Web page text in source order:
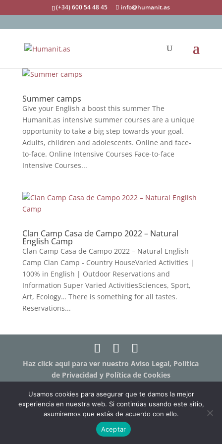
(+34) 600 54 48 45 info@humanit.as
Summer camps
Give your English a boost this summer The
Humanit.as intensive summer courses are a unique
opportunity to take a big step towards your goal.
Adults, children and adolescents. Online and face-
to-face. Online Intensive Courses Face-to-face
Intensive Courses...
Clan Camp Casa de Campo 2022 – Natural
English Camp
Clan Camp Casa de Campo 2022 – Natural English
Camp Clan Camp - Country HouseVaried Activities |
100% in English | Outdoor Reservations and
Information Super Varied ActivitiesSciences, Sport,
Art, Ecology… There is something for all tastes.
Reservations...
Haz click aquí para ver nuestro Aviso Legal, Política
de Privacidad y Política de Cookies
de las clases online "Humanit.as Online"
Usamos cookies para asegurar que te damos la mejor
experiencia en nuestra web. Si continúas usando este sitio,
asumiremos que estás de acuerdo con ello.
Aceptar